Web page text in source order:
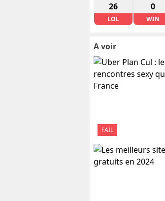
26
LOL
0
WIN
A voir
FAIL